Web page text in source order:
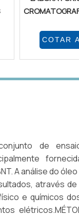
COTAR
de
A análise do
através de
e químicos